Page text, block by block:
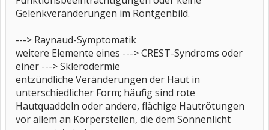
Gelenkveränderungen im Röntgenbild.
---> Raynaud-Symptomatik
weitere Elemente eines ---> CREST-Syndroms oder
einer ---> Sklerodermie
entzündliche Veränderungen der Haut in
unterschiedlicher Form; häufig sind rote
Hautquaddeln oder andere, flächige Hautrötungen
vor allem an Körperstellen, die dem Sonnenlicht